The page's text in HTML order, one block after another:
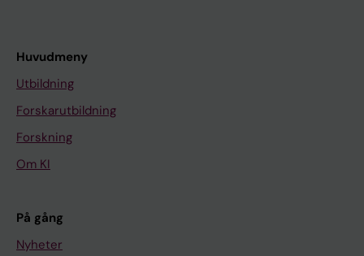
Huvudmeny
Utbildning
Forskarutbildning
Forskning
Om KI
På gång
Nyheter